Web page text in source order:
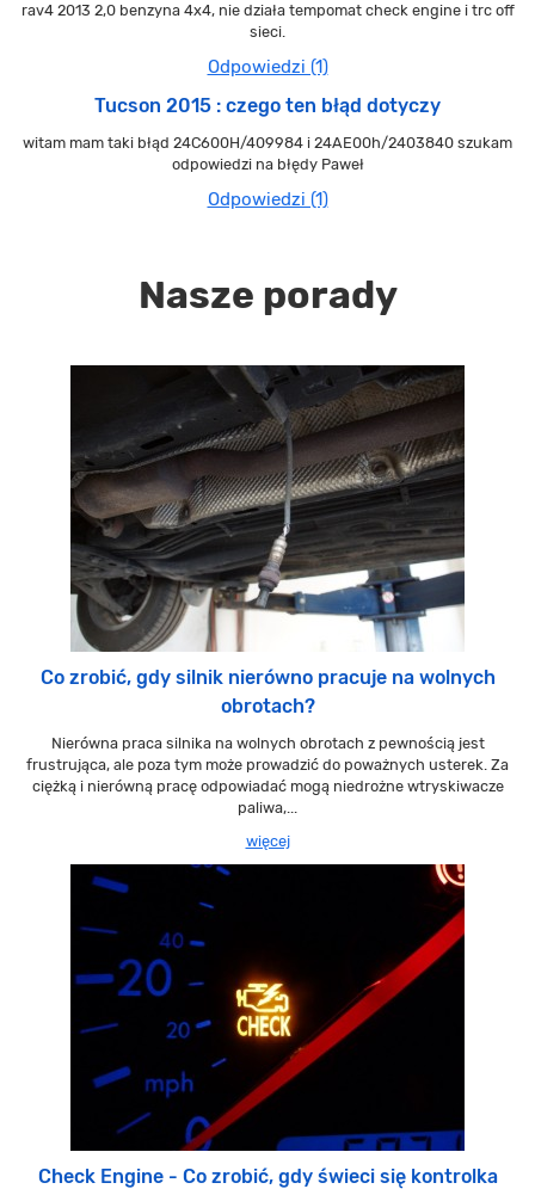
rav4 2013 2,0 benzyna 4x4, nie działa tempomat check engine i trc off
sieci.
Odpowiedzi (1)
Tucson 2015 : czego ten błąd dotyczy
witam mam taki błąd 24C600H/409984 i 24AE00h/2403840 szukam
odpowiedzi na błędy Paweł
Odpowiedzi (1)
Nasze porady
Co zrobić, gdy silnik nierówno pracuje na wolnych
obrotach?
Nierówna praca silnika na wolnych obrotach z pewnością jest
frustrująca, ale poza tym może prowadzić do poważnych usterek. Za
ciężką i nierówną pracę odpowiadać mogą niedrożne wtryskiwacze
paliwa,...
więcej
Check Engine - Co zrobić, gdy świeci się kontrolka